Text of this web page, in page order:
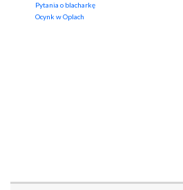
Pytania o blacharkę
Ocynk w Oplach